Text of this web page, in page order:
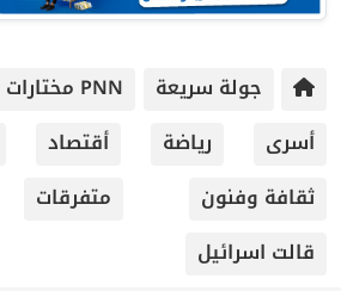
جولة سريعة PNN مختارات
أسرى
رياضة أقتصاد
ثقافة وفنون
متفرقات
قالت اسرائيل